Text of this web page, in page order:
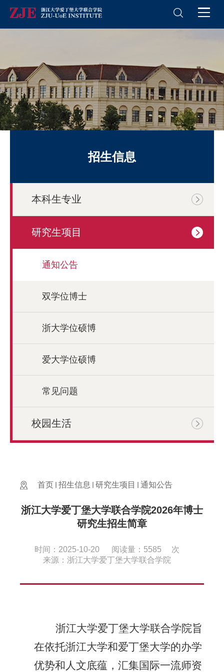
招生信息
本科⽣专业
研究生项目
通知公告
双学位博士
浙大学位硕博
爱大学位硕博
常见问题
校园生活
首页 招生信息 研究生项目 通知公告
​浙江大学爱丁堡大学联合学院2026年博士
研究生招生简章
时间：2025-10-20 阅读量： 5585
次
来源：浙江大学爱丁堡大学联合学院
浙江大学爱丁堡大学联合学院旨
在依托浙江大学和爱丁堡大学的办学
优势和人文底蕴，汇集国际一流师资